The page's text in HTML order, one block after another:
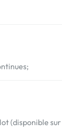
(disponible sur